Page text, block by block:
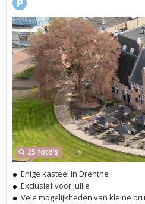
25 foto's
Enige kasteel in Drenthe
Exclusief voor jullie
Vele mogelijkheden van kleine